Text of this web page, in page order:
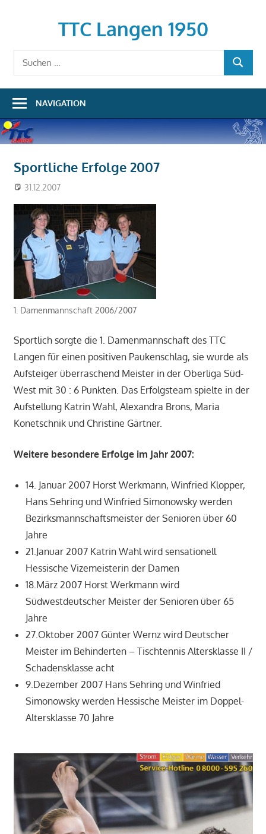
TTC Langen 1950
SUCHEN
NAVIGATION
Sportliche Erfolge 2007
31.12.2007
1. Damenmannschaft 2006/2007
Sportlich sorgte die 1. Damenmannschaft des TTC
Langen für einen positiven Paukenschlag, sie wurde als
Aufsteiger überraschend Meister in der Oberliga Süd-
West mit 30 : 6 Punkten. Das Erfolgsteam spielte in der
Aufstellung Katrin Wahl, Alexandra Brons, Maria
Konetschnik und Christine Gärtner.
Weitere besondere Erfolge im Jahr 2007:
14. Januar 2007 Horst Werkmann, Winfried Klopper,
Hans Sehring und Winfried Simonowsky werden
Bezirksmannschaftsmeister der Senioren über 60
Jahre
21.Januar 2007 Katrin Wahl wird sensationell
Hessische Vizemeisterin der Damen
18.März 2007 Horst Werkmann wird
Südwestdeutscher Meister der Senioren über 65
Jahre
27.Oktober 2007 Günter Wernz wird Deutscher
Meister im Behinderten – Tischtennis Altersklasse II /
Schadensklasse acht
9.Dezember 2007 Hans Sehring und Winfried
Simonowsky werden Hessische Meister im Doppel-
Altersklasse 70 Jahre